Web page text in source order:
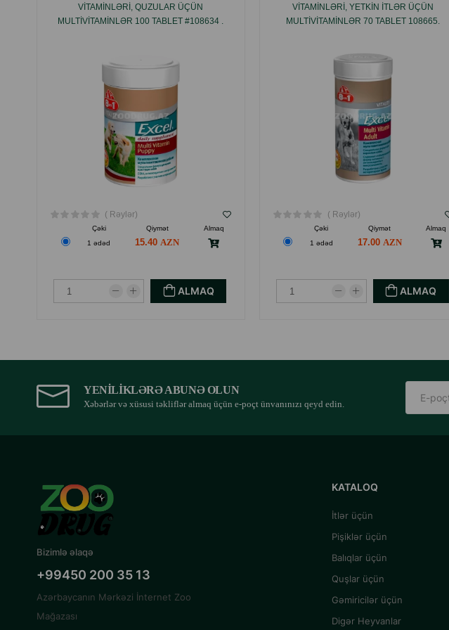
VITAMINLƏRI, QUZULAR ÜÇÜN
MULTIVITAMINLƏR 100 TABLET #108634 .
( Rəylər)
Çəki Qiymət
Almaq
1 ədəd
15.40
ALMAQ
VITAMINLƏRI, YETKIN ITLƏR ÜÇÜN
MULTIVITAMINLƏR 70 TABLET 108665.
( Rəylər)
Çəki Qiymət
Almaq
1 ədəd
17.00
ALMAQ
YENILIKLƏRƏ ABUNƏ OLUN
Xəbərlər və xüsusi təkliflər almaq üçün e-poçt ünvanınızı qeyd edin.
Bizimlə əlaqə
+99450 200 35 13
Azərbaycanın Mərkəzi İnternet Zoo
Mağazası
KATALOQ
İtlər üçün
Pişiklər üçün
Balıqlar üçün
Quşlar üçün
Gəmiricilər üçün
Digər Heyvanlar